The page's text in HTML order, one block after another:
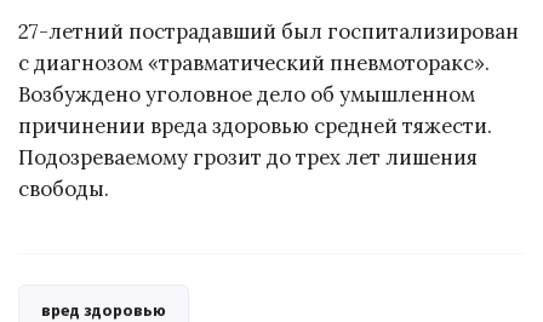
27-летний пострадавший был госпитализирован
с диагнозом «травматический пневмоторакс».
Возбуждено уголовное дело об умышленном
причинении вреда здоровью средней тяжести.
Подозреваемому грозит до трех лет лишения
свободы.
вред здоровью